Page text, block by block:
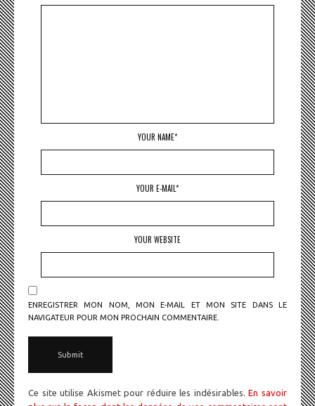
YOUR NAME*
YOUR E-MAIL*
YOUR WEBSITE
ENREGISTRER MON NOM, MON E-MAIL ET MON SITE DANS LE
NAVIGATEUR POUR MON PROCHAIN COMMENTAIRE.
Ce site utilise Akismet pour réduire les indésirables.En savoir